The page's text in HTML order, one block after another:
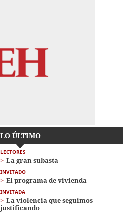
LO ÚLTIMO
LECTORES
La gran subasta
INVITADO
El programa de vivienda
INVITADA
La violencia que seguimos
justificando